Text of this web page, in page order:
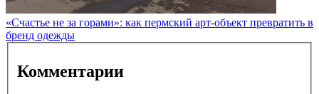
«Счастье не за горами»: как пермский арт-объект превратить в
бренд одежды
Комментарии